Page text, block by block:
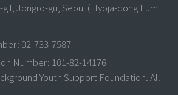
gil, Jongro-gu, Seoul (Hyoja-dong Eum
02-733-7587
Number: 101-82-14176
Youth Support Foundation. All